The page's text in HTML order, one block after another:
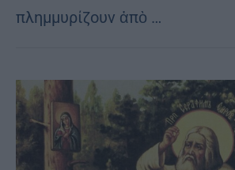
πλημμυρίζουν ἀπὸ …